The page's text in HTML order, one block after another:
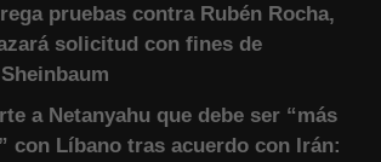
pruebas contra Rubén Rocha,
solicitud con fines de
a Netanyahu que debe ser “más
con Líbano tras acuerdo con Irán: